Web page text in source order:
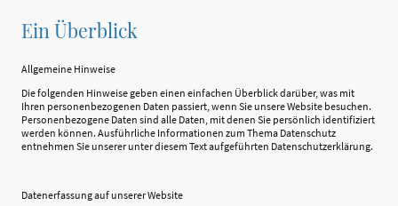
Ein Überblick
Allgemeine Hinweise
Die folgenden Hinweise geben einen einfachen Überblick darüber, was mit
Ihren personenbezogenen Daten passiert, wenn Sie unsere Website besuchen.
Personenbezogene Daten sind alle Daten, mit denen Sie persönlich identifiziert
werden können. Ausführliche Informationen zum Thema Datenschutz
entnehmen Sie unserer unter diesem Text aufgeführten Datenschutzerklärung.
Datenerfassung auf unserer Website